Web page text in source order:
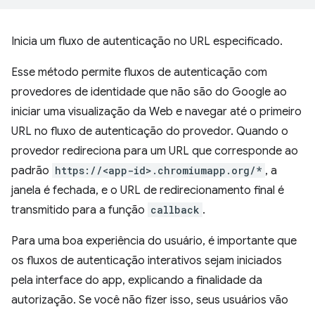
Inicia um fluxo de autenticação no URL especificado.
Esse método permite fluxos de autenticação com
provedores de identidade que não são do Google ao
iniciar uma visualização da Web e navegar até o primeiro
URL no fluxo de autenticação do provedor. Quando o
provedor redireciona para um URL que corresponde ao
padrão https://<app-id>.chromiumapp.org/* , a
janela é fechada, e o URL de redirecionamento final é
transmitido para a função callback .
Para uma boa experiência do usuário, é importante que
os fluxos de autenticação interativos sejam iniciados
pela interface do app, explicando a finalidade da
autorização. Se você não fizer isso, seus usuários vão